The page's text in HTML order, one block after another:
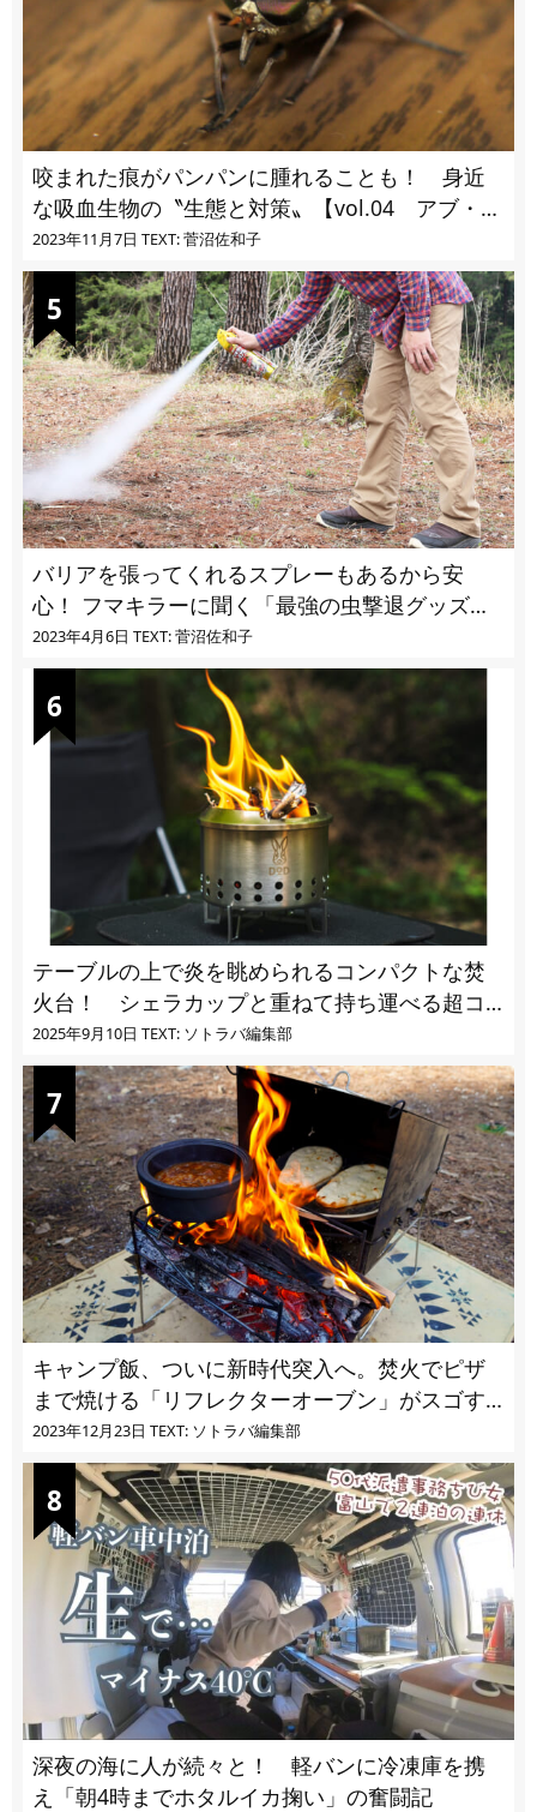
咬まれた痕がパンパンに腫れることも！ 身近
な吸血生物の〝生態と対策〟【vol.04 アブ・ブ
ユ・ヌカカ】
2023年11月7日 TEXT: 菅沼佐和子
バリアを張ってくれるスプレーもあるから安
心！ フマキラーに聞く「最強の虫撃退グッズ
vol.4」【キャンプサイトで使う虫よけ】
2023年4月6日 TEXT: 菅沼佐和子
テーブルの上で炎を眺められるコンパクトな焚
火台！ シェラカップと重ねて持ち運べる超コ
ンパクト収納
2025年9月10日 TEXT: ソトラバ編集部
キャンプ飯、ついに新時代突入へ。焚火でピザ
まで焼ける「リフレクターオーブン」がスゴす
ぎる
2023年12月23日 TEXT: ソトラバ編集部
深夜の海に人が続々と！ 軽バンに冷凍庫を携
え「朝4時までホタルイカ掬い」の奮闘記